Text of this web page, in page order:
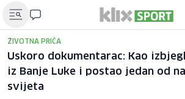
ŽIVOTNA PRIČA
Uskoro dokumentarac: Kao
iz Banje Luke i postao jedan od
svijeta